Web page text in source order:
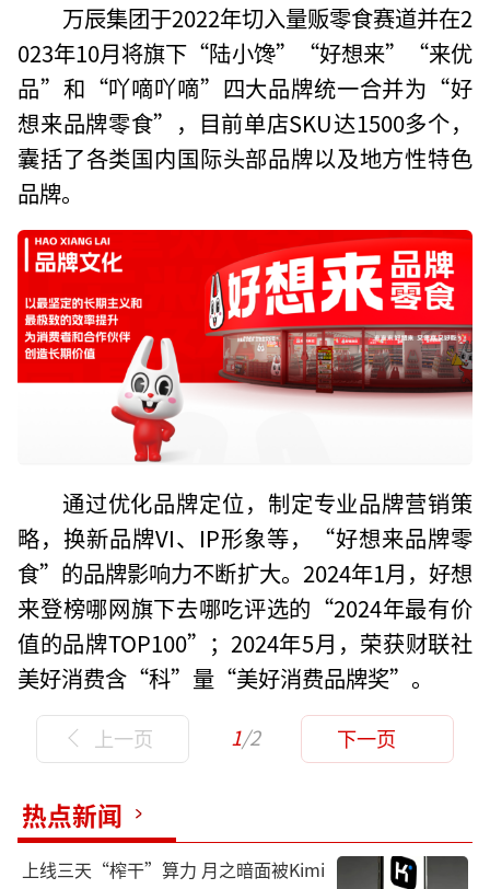
万辰集团于2022年切入量贩零食赛道并在2
023年10月将旗下“陆小馋”“好想来”“来优
品”和“吖嘀吖嘀”四大品牌统一合并为“好
想来品牌零食”，目前单店SKU达1500多个，
囊括了各类国内国际头部品牌以及地方性特色
品牌。
通过优化品牌定位，制定专业品牌营销策
略，换新品牌VI、IP形象等，“好想来品牌零
食”的品牌影响力不断扩大。2024年1月，好想
来登榜哪网旗下去哪吃评选的“2024年最有价
值的品牌TOP100”；2024年5月，荣获财联社
美好消费含“科”量“美好消费品牌奖”。
上一页 1/2 下一页
热点新闻
上线三天“榨干”算力 月之暗面被Kimi